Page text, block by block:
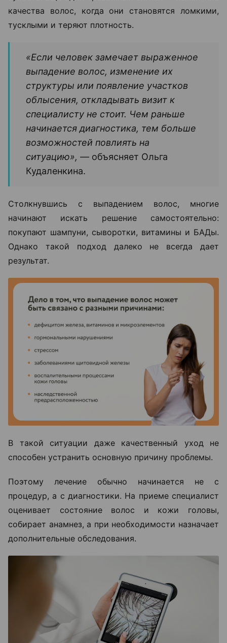
качества волос, когда они становятся ломкими,
тусклыми и теряют плотность.
«Если человек замечает выраженное
выпадение волос, изменение их
структуры или появление участков
облысения, откладывать визит к
специалисту не стоит. Чем раньше
начинается диагностика, тем больше
возможностей повлиять на
ситуацию», — объясняет Ольга
Кудаленкина.
Столкнувшись с выпадением волос, многие
начинают искать решение самостоятельно:
покупают шампуни, сыворотки, витамины и БАДы.
Однако такой подход далеко не всегда дает
результат.
В такой ситуации даже качественный уход не
способен устранить основную причину проблемы.
Поэтому лечение обычно начинается не с
процедур, а с диагностики. На приеме специалист
оценивает состояние волос и кожи головы,
собирает анамнез, а при необходимости назначает
дополнительные обследования.